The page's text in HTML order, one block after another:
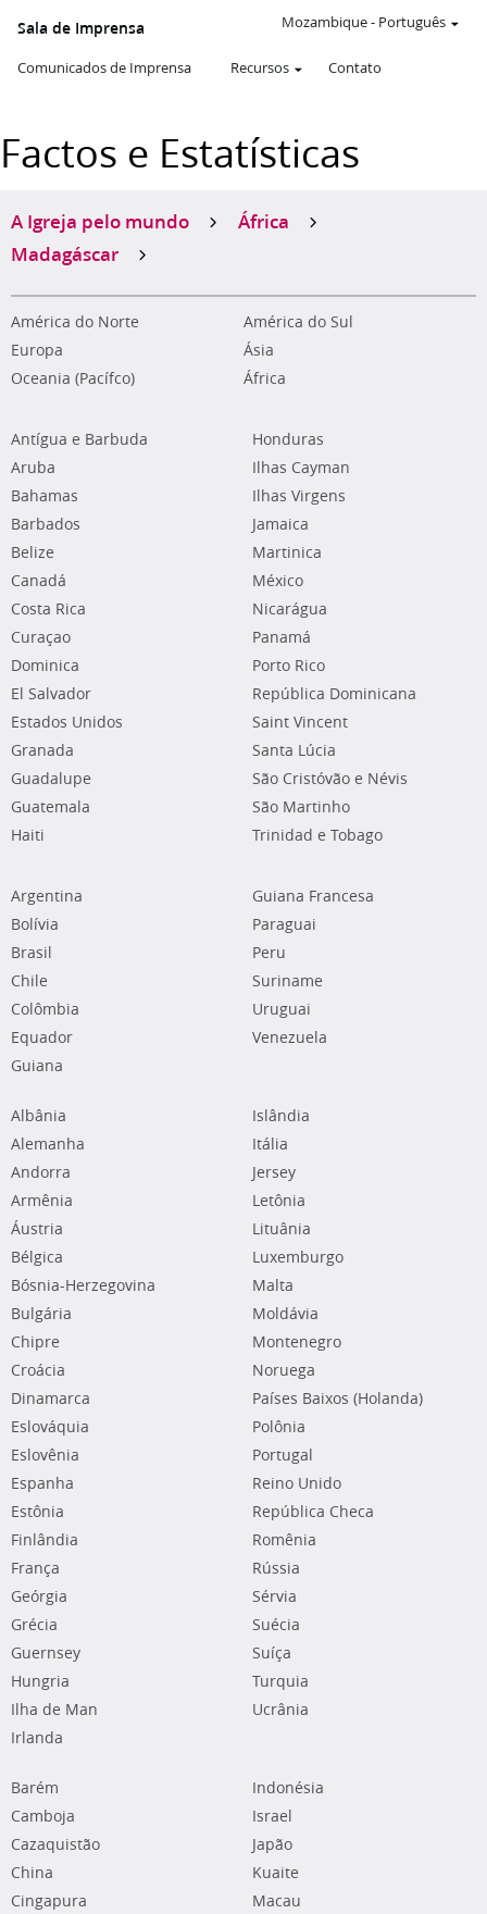
Sala de Imprensa
Comunicados de Imprensa Recursos Contato
Mozambique- Português
Factos e Estatísticas
A Igreja pelo mundo
África
Madagáscar
América do Norte
América do Sul
Europa
Ásia
Oceania (Pacífco)
África
Antígua e Barbuda
Aruba
Bahamas
Barbados
Belize
Canadá
Costa Rica
Curaçao
Dominica
El Salvador
Estados Unidos
Granada
Guadalupe
Guatemala
Haiti
Honduras
Ilhas Cayman
Ilhas Virgens
Jamaica
Martinica
México
Nicarágua
Panamá
Porto Rico
República Dominicana
Saint Vincent
Santa Lúcia
São Cristóvão e Névis
São Martinho
Trinidad e Tobago
Argentina
Bolívia
Brasil
Chile
Colômbia
Equador
Guiana
Guiana Francesa
Paraguai
Peru
Suriname
Uruguai
Venezuela
Albânia
Alemanha
Andorra
Armênia
Áustria
Bélgica
Bósnia-Herzegovina
Bulgária
Chipre
Croácia
Dinamarca
Eslováquia
Eslovênia
Espanha
Estônia
Finlândia
França
Geórgia
Grécia
Guernsey
Hungria
Ilha de Man
Irlanda
Islândia
Itália
Jersey
Letônia
Lituânia
Luxemburgo
Malta
Moldávia
Montenegro
Noruega
Países Baixos (Holanda)
Polônia
Portugal
Reino Unido
República Checa
Romênia
Rússia
Sérvia
Suécia
Suíça
Turquia
Ucrânia
Barém
Camboja
Cazaquistão
China
Cingapura
Indonésia
Israel
Japão
Kuaite
Macau